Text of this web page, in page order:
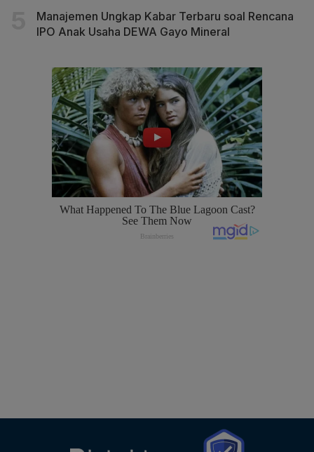
Manajemen Ungkap Kabar Terbaru soal Rencana
IPO Anak Usaha DEWA Gayo Mineral